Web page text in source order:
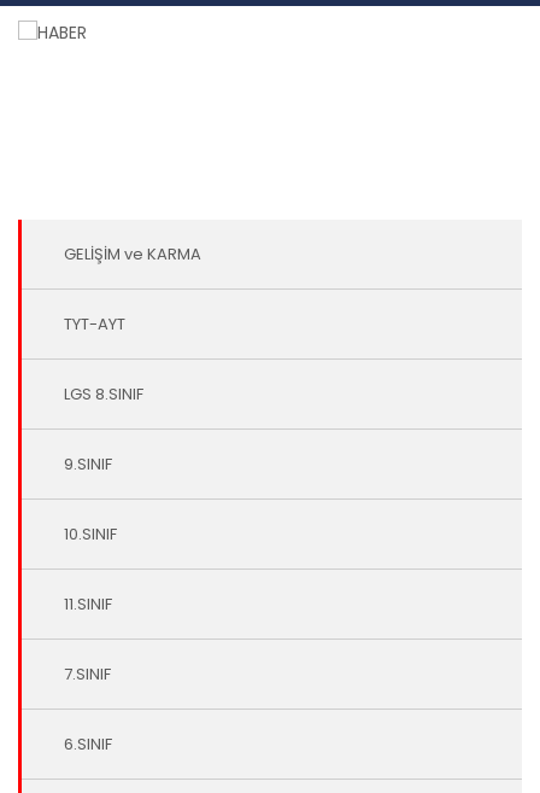
GELİŞİM ve KARMA
TYT-AYT
LGS 8.SINIF
9.SINIF
10.SINIF
11.SINIF
7.SINIF
6.SINIF